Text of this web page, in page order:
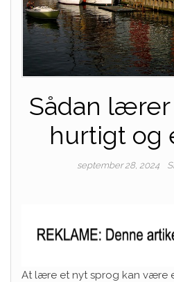
Sådan
hurtigt og
september 28, 2024
At lære et nyt sprog kan være